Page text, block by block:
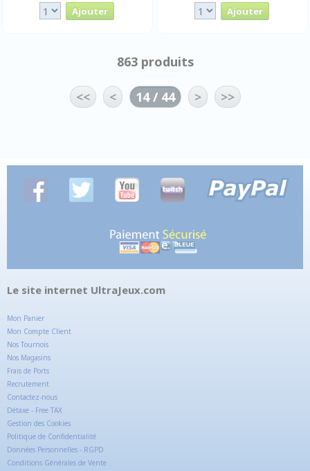
863 produits
<< < 14 / 44 > >>
Le site internet UltraJeux.com
Mon Panier
Mon Compte Client
Nos Tournois
Nos Magasins
Frais de Ports
Recrutement
Contactez-nous
Détaxe - Free TAX
Gestion des Cookies
Politique de Confidentialité
Données Personnelles - RGPD
Conditions Générales de Vente